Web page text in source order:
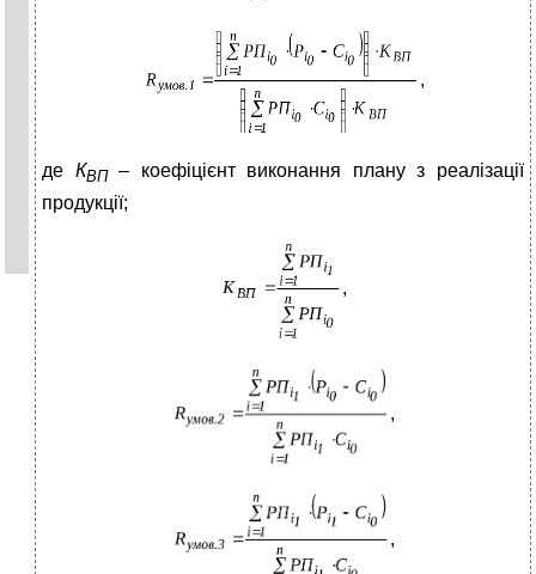
,
де КВП– коефіцієнт виконання плану з реалізації
продукції;
,
,
,